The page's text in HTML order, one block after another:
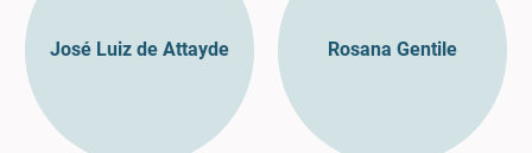
José Luiz de Attayde Rosana Gentile